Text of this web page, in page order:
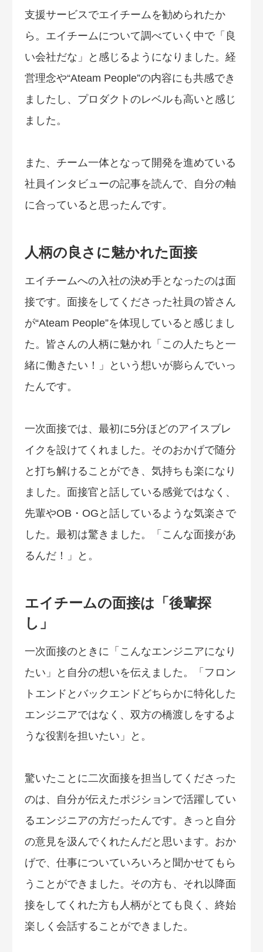
支援サービスでエイチームを勧められたか
ら。エイチームについて調べていく中で「良
い会社だな」と感じるようになりました。経
営理念や“Ateam People”の内容にも共感でき
ましたし、プロダクトのレベルも高いと感じ
ました。
また、チーム一体となって開発を進めている
社員インタビューの記事を読んで、自分の軸
に合っていると思ったんです。
人柄の良さに魅かれた面接
エイチームへの入社の決め手となったのは面
接です。面接をしてくださった社員の皆さん
が“Ateam People”を体現していると感じまし
た。皆さんの人柄に魅かれ「この人たちと一
緒に働きたい！」という想いが膨らんでいっ
たんです。
一次面接では、最初に5分ほどのアイスブレ
イクを設けてくれました。そのおかげで随分
と打ち解けることができ、気持ちも楽になり
ました。面接官と話している感覚ではなく、
先輩やOB・OGと話しているような気楽さで
した。最初は驚きました。「こんな面接があ
るんだ！」と。
エイチームの面接は「後輩探
し」
一次面接のときに「こんなエンジニアになり
たい」と自分の想いを伝えました。「フロン
トエンドとバックエンドどちらかに特化した
エンジニアではなく、双方の橋渡しをするよ
うな役割を担いたい」と。
驚いたことに二次面接を担当してくださった
のは、自分が伝えたポジションで活躍してい
るエンジニアの方だったんです。きっと自分
の意見を汲んでくれたんだと思います。おか
げで、仕事についていろいろと聞かせてもら
うことができました。その方も、それ以降面
接をしてくれた方も人柄がとても良く、終始
楽しく会話することができました。